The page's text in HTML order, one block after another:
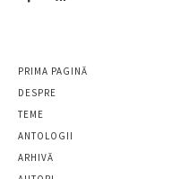
PRIMA PAGINĂ
DESPRE
TEME
ANTOLOGII
ARHIVĂ